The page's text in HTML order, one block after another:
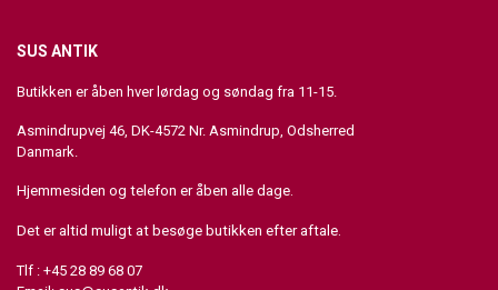
SUS ANTIK
Butikken er åben hver lørdag og søndag fra 11-15.
Asmindrupvej 46, DK-4572 Nr. Asmindrup, Odsherred
Danmark.
Hjemmesiden og telefon er åben alle dage.
Det er altid muligt at besøge butikken efter aftale.
Tlf : +45 28 89 68 07